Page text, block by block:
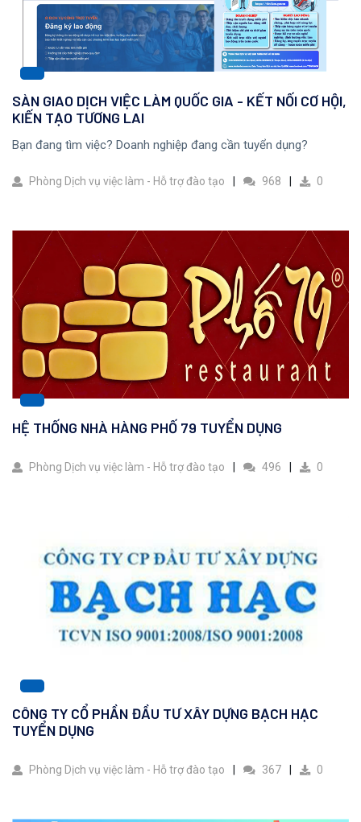
SÀN GIAO DỊCH VIỆC LÀM QUỐC GIA - KẾT NỐI CƠ HỘI,
KIẾN TẠO TƯƠNG LAI
Bạn đang tìm việc? Doanh nghiệp đang cần tuyển dụng?
Phòng Dịch vụ việc làm - Hỗ trợ đào tạo 968 0
HỆ THỐNG NHÀ HÀNG PHỐ 79 TUYỂN DỤNG
Phòng Dịch vụ việc làm - Hỗ trợ đào tạo 496 0
CÔNG TY CỔ PHẦN ĐẦU TƯ XÂY DỰNG BẠCH HẠC
TUYỂN DỤNG
Phòng Dịch vụ việc làm - Hỗ trợ đào tạo 367 0